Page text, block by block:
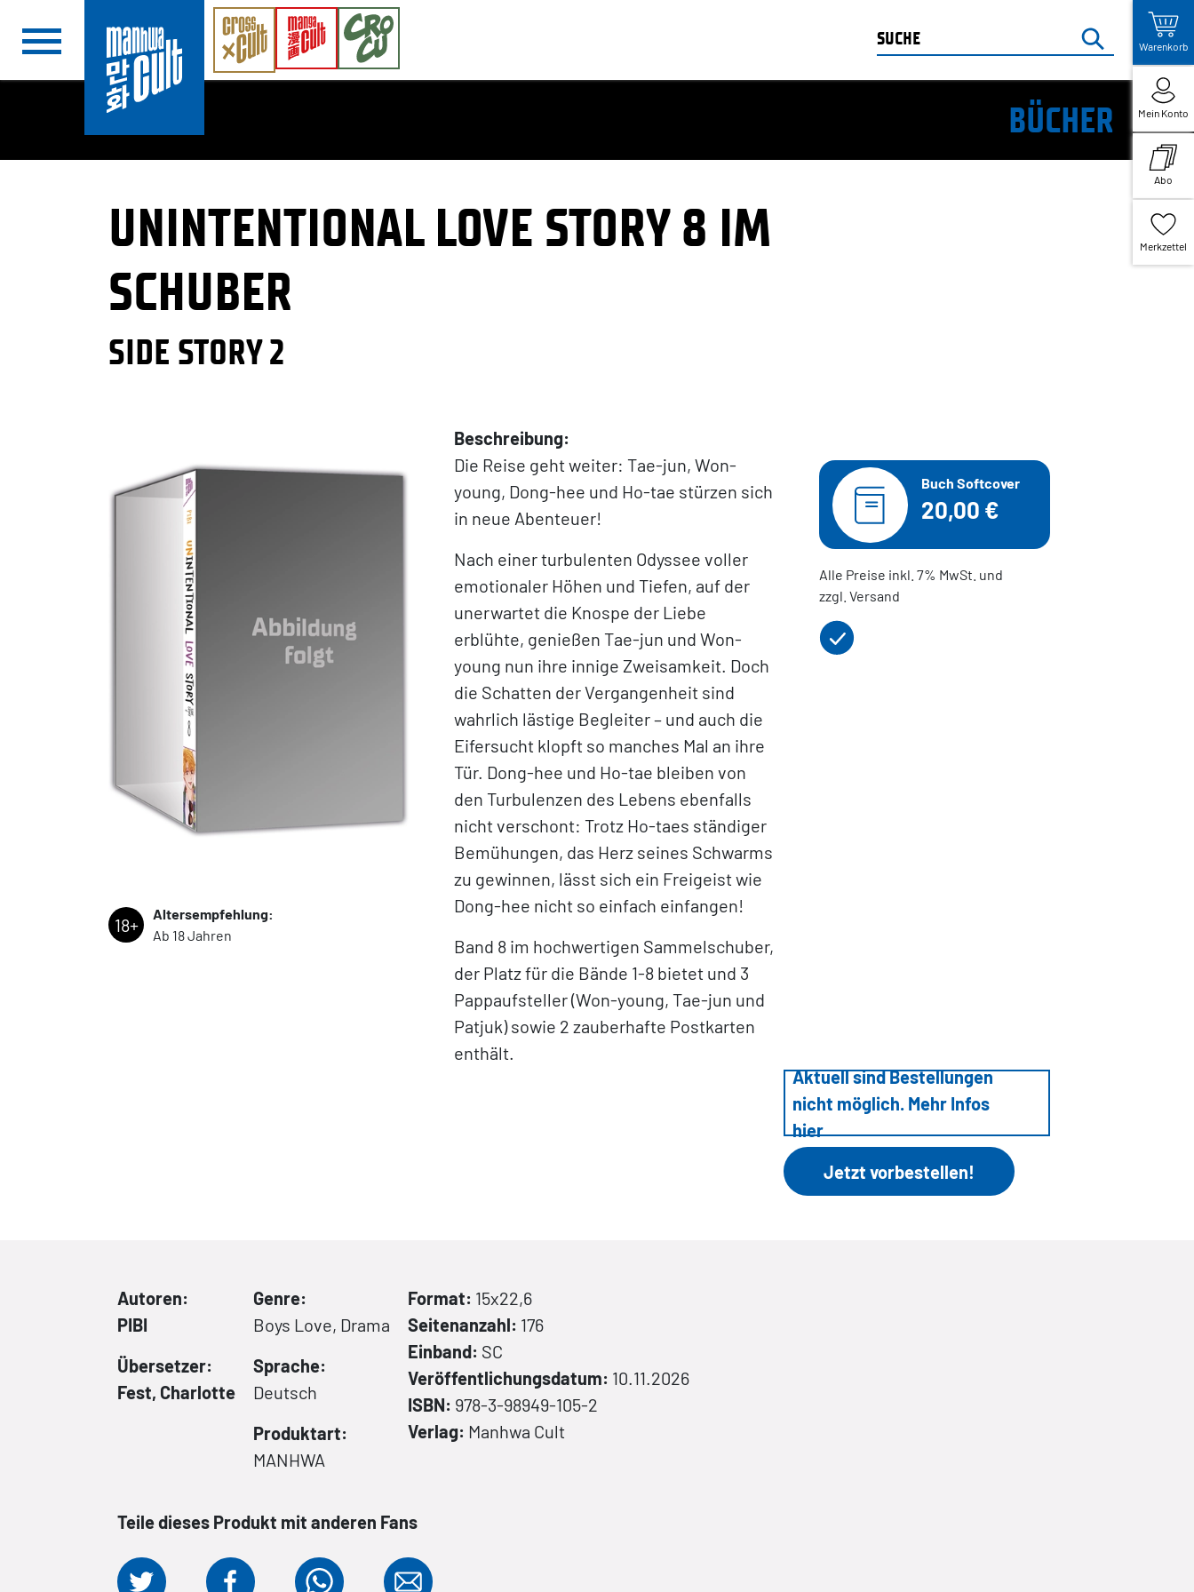
Warenkorb
Mein Konto
Abo
Merkzettel
BÜCHER
UNINTENTIONAL LOVE STORY 8 IM
SCHUBER
SIDE STORY 2
18+
Altersempfehlung:
Ab 18 Jahren
Beschreibung:
Die Reise geht weiter: Tae-jun, Won-
young, Dong-hee und Ho-tae stürzen sich
in neue Abenteuer!
Nach einer turbulenten Odyssee voller
emotionaler Höhen und Tiefen, auf der
unerwartet die Knospe der Liebe
erblühte, genießen Tae-jun und Won-
young nun ihre innige Zweisamkeit. Doch
die Schatten der Vergangenheit sind
wahrlich lästige Begleiter – und auch die
Eifersucht klopft so manches Mal an ihre
Tür. Dong-hee und Ho-tae bleiben von
den Turbulenzen des Lebens ebenfalls
nicht verschont: Trotz Ho-taes ständiger
Bemühungen, das Herz seines Schwarms
zu gewinnen, lässt sich ein Freigeist wie
Dong-hee nicht so einfach einfangen!
Band 8 im hochwertigen Sammelschuber,
der Platz für die Bände 1-8 bietet und 3
Pappaufsteller (Won-young, Tae-jun und
Patjuk) sowie 2 zauberhafte Postkarten
enthält.
Buch Softcover
20,00 €
Alle Preise inkl. 7% MwSt. und
zzgl. Versand
Aktuell sind Bestellungen
nicht möglich. Mehr Infos
hier
Autoren:
PIBI
Übersetzer:
Fest, Charlotte
Genre:
Boys Love, Drama
Sprache:
Deutsch
Produktart:
MANHWA
Format: 15x22,6
Seitenanzahl: 176
Einband: SC
Veröffentlichungsdatum: 10.11.2026
ISBN: 978-3-98949-105-2
Verlag: Manhwa Cult
Teile dieses Produkt mit anderen Fans